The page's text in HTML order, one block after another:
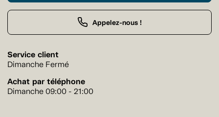
Appelez-nous !
Service client
Dimanche Fermé
Achat par téléphone
Dimanche 09:00 - 21:00